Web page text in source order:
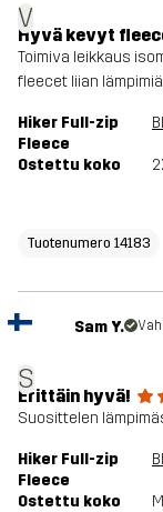
V
Hyvä kevyt
Toimiva leikkaus
fleecet liian
Hiker Full-zip
Fleece
Ostettu koko
Tuotenumero 14183
S
Sam Y.
Erittäin hyvä!
Suosittelen
Hiker Full-zip
Fleece
Ostettu koko M